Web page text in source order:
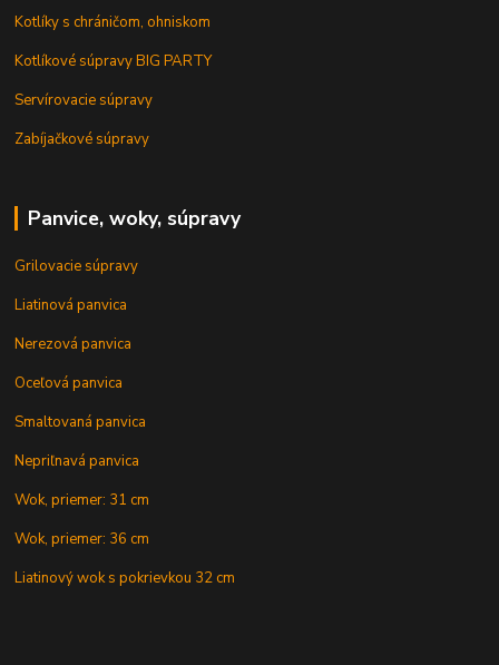
Kotlíky s chráničom, ohniskom
Kotlíkové súpravy BIG PARTY
Servírovacie súpravy
Zabíjačkové súpravy
Panvice, woky, súpravy
Grilovacie súpravy
Liatinová panvica
Nerezová panvica
Oceľová panvica
Smaltovaná panvica
Nepriľnavá panvica
Wok, priemer: 31 cm
Wok, priemer: 36 cm
Liatinový wok s pokrievkou 32 cm